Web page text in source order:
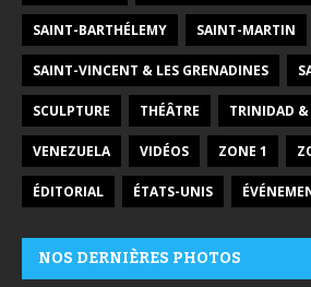
SAINT-BARTHÉLEMY SAINT-MARTIN
SAINT-VINCENT & LES GRENADINES
SCULPTURE THÉÂTRE TRINIDAD
VENEZUELA VIDÉOS ZONE 1
ÉDITORIAL ÉTATS-UNIS
NOS DERNIÈRES PHOTOS